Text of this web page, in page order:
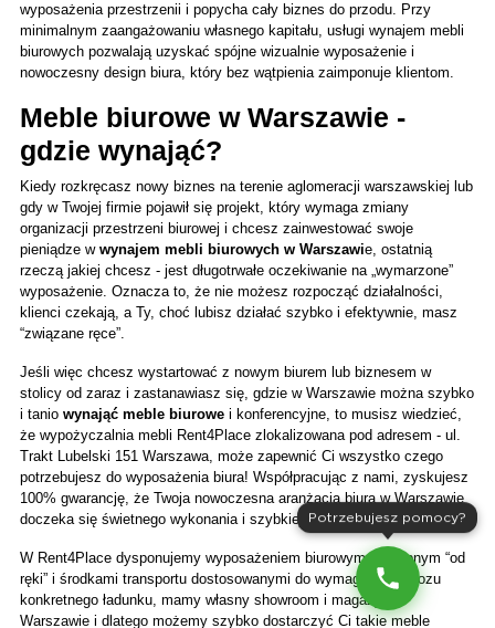
wyposażenia przestrzenii i popycha cały biznes do przodu. Przy
minimalnym zaangażowaniu własnego kapitału, usługi wynajem mebli
biurowych pozwalają uzyskać spójne wizualnie wyposażenie i
nowoczesny design biura, który bez wątpienia zaimponuje klientom.
Meble biurowe w Warszawie -
gdzie wynająć?
Kiedy rozkręcasz nowy biznes na terenie aglomeracji warszawskiej lub
gdy w Twojej firmie pojawił się projekt, który wymaga zmiany
organizacji przestrzeni biurowej i chcesz zainwestować swoje
pieniądze w wynajem mebli biurowych w Warszawie, ostatnią
rzeczą jakiej chcesz - jest długotrwałe oczekiwanie na „wymarzone”
wyposażenie. Oznacza to, że nie możesz rozpocząć działalności,
klienci czekają, a Ty, choć lubisz działać szybko i efektywnie, masz
“związane ręce”.
Jeśli więc chcesz wystartować z nowym biurem lub biznesem w
stolicy od zaraz i zastanawiasz się, gdzie w Warszawie można szybko
i tanio wynająć meble biurowe i konferencyjne, to musisz wiedzieć,
że wypożyczalnia mebli Rent4Place zlokalizowana pod adresem - ul.
Trakt Lubelski 151 Warszawa, może zapewnić Ci wszystko czego
potrzebujesz do wyposażenia biura! Współpracując z nami, zyskujesz
100% gwarancję, że Twoja nowoczesna aranżacja biura w Warszawie
doczeka się świetnego wykonania i szybkiej, profesjonalnej realizacji!
W Rent4Place dysponujemy wyposażeniem biurowym dostępnym “od
ręki” i środkami transportu dostosowanymi do wymagań przewozu
konkretnego ładunku, mamy własny showroom i magazyn w
Warszawie i dlatego możemy szybko dostarczyć Ci takie meble
Potrzebujesz pomocy?